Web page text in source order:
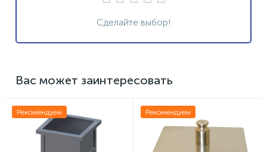
Сделайте выбор!
Вас может заинтересовать
Рекомендуем Рекомендуем